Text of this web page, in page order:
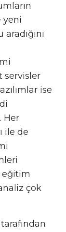
yeni
servisler
ise
Her
ile de
eğitim
çok